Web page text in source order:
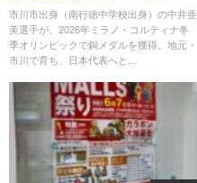
ナ五輪で銅メダル【2026】
市川市出身（南行徳中学校出身）の中井亜
美選手が、2026年ミラノ・コルティナ冬
季オリンピックで銅メダルを獲得。地元・
市川で育ち、日本代表へと...